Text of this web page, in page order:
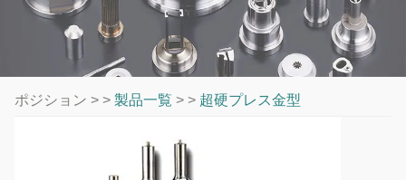
ポジション > > 製品一覧 > > 超硬プレス金型